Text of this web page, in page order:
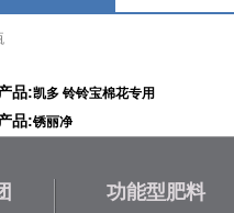
品:凯多 铃铃宝棉花专用
品:锈丽净
功能型肥料